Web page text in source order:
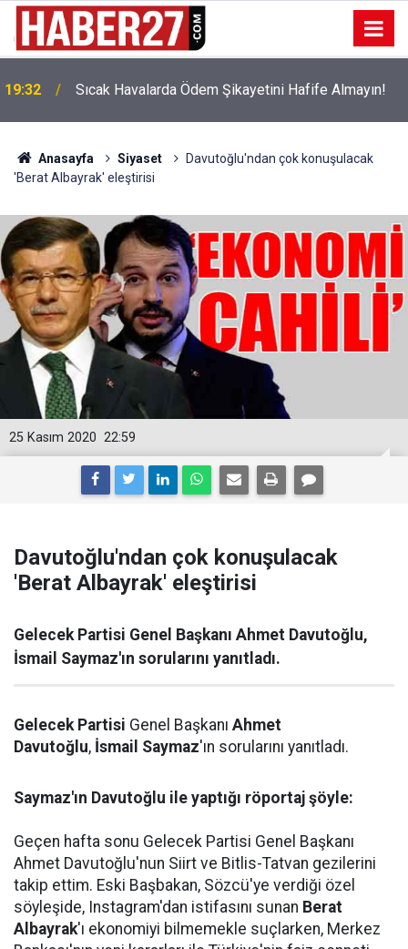
19:32 Sıcak Havalarda Ödem Şikayetini Hafife Almayın!
Anasayfa Siyaset
Davutoğlu'ndan çok konuşulacak
'Berat Albayrak' eleştirisi
22:59
25 Kasım 2020
Davutoğlu'ndan çok konuşulacak
'Berat Albayrak' eleştirisi
Gelecek Partisi Genel Başkanı Ahmet Davutoğlu,
İsmail Saymaz'ın sorularını yanıtladı.
Gelecek Partisi Genel Başkanı Ahmet
Davutoğlu, İsmail Saymaz'ın sorularını yanıtladı.
Saymaz'ın Davutoğlu ile yaptığı röportaj şöyle:
Geçen hafta sonu Gelecek Partisi Genel Başkanı
Ahmet Davutoğlu'nun Siirt ve Bitlis-Tatvan gezilerini
takip ettim. Eski Başbakan, Sözcü'ye verdiği özel
söyleşide, Instagram'dan istifasını sunan Berat
Albayrak'ı ekonomiyi bilmemekle suçlarken, Merkez